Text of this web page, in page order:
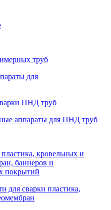
труб
для
ПНД труб
аппараты для ПНД труб
кровельных и
баннеров и
покрытий
для сварки пластика,